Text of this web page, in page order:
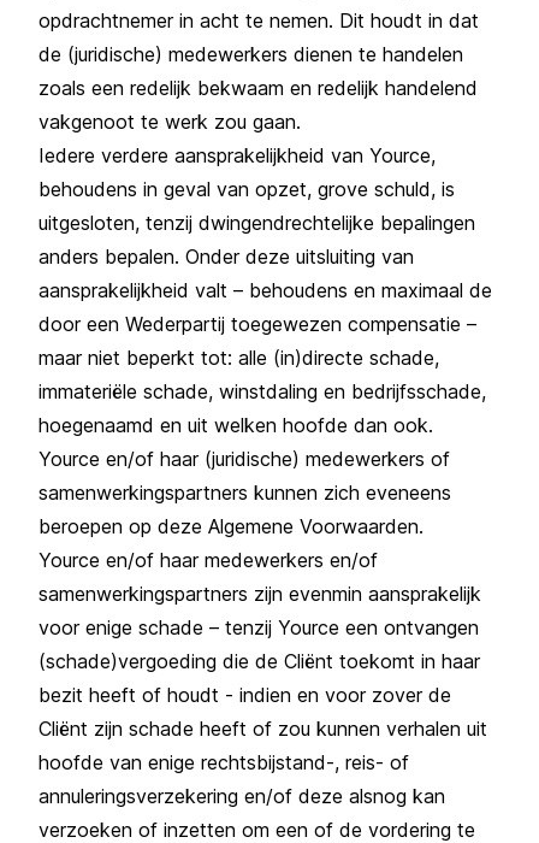
opdrachtnemer in acht te nemen. Dit houdt in dat
de (juridische) medewerkers dienen te handelen
zoals een redelijk bekwaam en redelijk handelend
vakgenoot te werk zou gaan.
Iedere verdere aansprakelijkheid van Yource,
behoudens in geval van opzet, grove schuld, is
uitgesloten, tenzij dwingendrechtelijke bepalingen
anders bepalen. Onder deze uitsluiting van
aansprakelijkheid valt – behoudens en maximaal de
door een Wederpartij toegewezen compensatie –
maar niet beperkt tot: alle (in)directe schade,
immateriële schade, winstdaling en bedrijfsschade,
hoegenaamd en uit welken hoofde dan ook.
Yource en/of haar (juridische) medewerkers of
samenwerkingspartners kunnen zich eveneens
beroepen op deze Algemene Voorwaarden.
Yource en/of haar medewerkers en/of
samenwerkingspartners zijn evenmin aansprakelijk
voor enige schade – tenzij Yource een ontvangen
(schade)vergoeding die de Cliënt toekomt in haar
bezit heeft of houdt - indien en voor zover de
Cliënt zijn schade heeft of zou kunnen verhalen uit
hoofde van enige rechtsbijstand-, reis- of
annuleringsverzekering en/of deze alsnog kan
verzoeken of inzetten om een of de vordering te